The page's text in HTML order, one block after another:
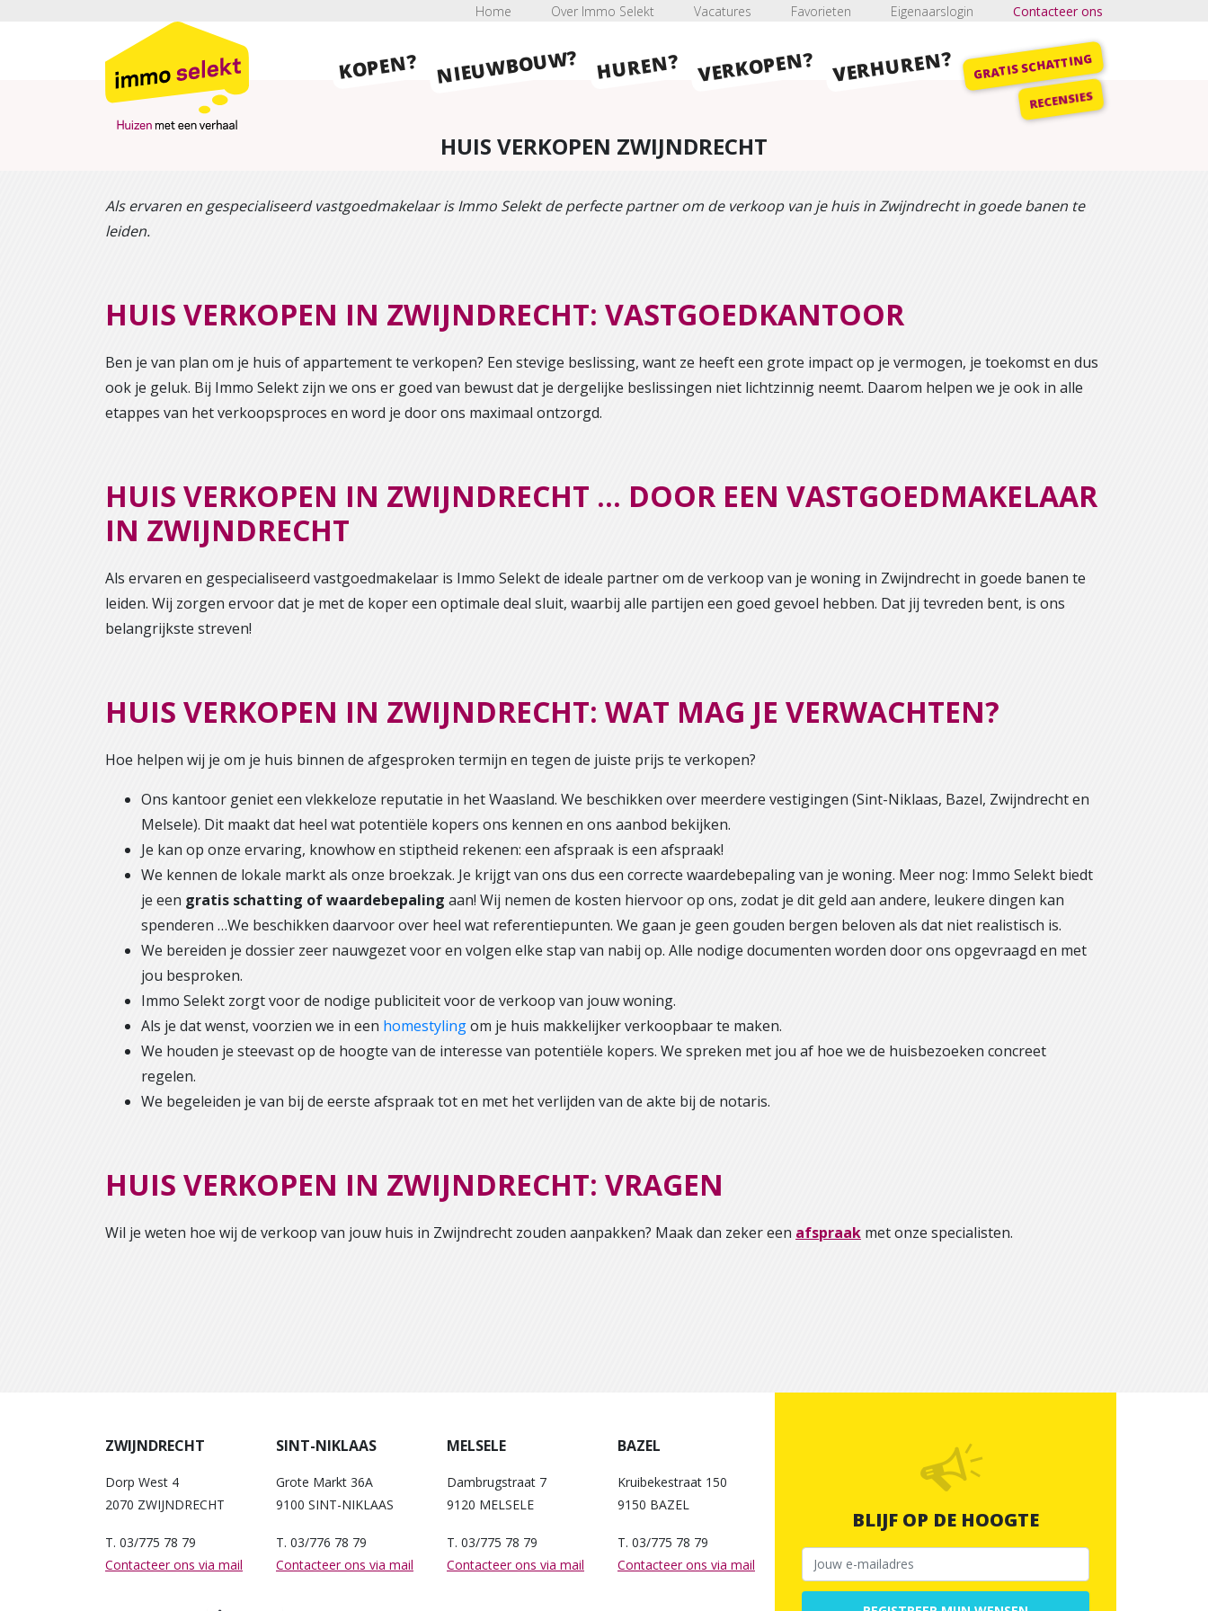
Home Over Immo Selekt Vacatures Favorieten Eigenaarslogin Contacteer ons
KOPEN? NIEUWBOUW? HUREN? VERKOPEN? VERHUREN? GRATIS SCHATTING
RECENSIES
HUIS VERKOPEN ZWIJNDRECHT
Als ervaren en gespecialiseerd vastgoedmakelaar is Immo Selekt de perfecte partner om de verkoop van je huis in Zwijndrecht in goede banen te
leiden.
HUIS VERKOPEN IN ZWIJNDRECHT: VASTGOEDKANTOOR
Ben je van plan om je huis of appartement te verkopen? Een stevige beslissing, want ze heeft een grote impact op je vermogen, je toekomst en dus
ook je geluk. Bij Immo Selekt zijn we ons er goed van bewust dat je dergelijke beslissingen niet lichtzinnig neemt. Daarom helpen we je ook in alle
etappes van het verkoopsproces en word je door ons maximaal ontzorgd.
HUIS VERKOPEN IN ZWIJNDRECHT … DOOR EEN VASTGOEDMAKELAAR
IN ZWIJNDRECHT
Als ervaren en gespecialiseerd vastgoedmakelaar is Immo Selekt de ideale partner om de verkoop van je woning in Zwijndrecht in goede banen te
leiden. Wij zorgen ervoor dat je met de koper een optimale deal sluit, waarbij alle partijen een goed gevoel hebben. Dat jij tevreden bent, is ons
belangrijkste streven!
HUIS VERKOPEN IN ZWIJNDRECHT: WAT MAG JE VERWACHTEN?
Hoe helpen wij je om je huis binnen de afgesproken termijn en tegen de juiste prijs te verkopen?
Ons kantoor geniet een vlekkeloze reputatie in het Waasland. We beschikken over meerdere vestigingen (Sint-Niklaas, Bazel, Zwijndrecht en
Melsele). Dit maakt dat heel wat potentiële kopers ons kennen en ons aanbod bekijken.
Je kan op onze ervaring, knowhow en stiptheid rekenen: een afspraak is een afspraak!
We kennen de lokale markt als onze broekzak. Je krijgt van ons dus een correcte waardebepaling van je woning. Meer nog: Immo Selekt biedt
je een gratis schatting of waardebepaling aan! Wij nemen de kosten hiervoor op ons, zodat je dit geld aan andere, leukere dingen kan
spenderen …We beschikken daarvoor over heel wat referentiepunten. We gaan je geen gouden bergen beloven als dat niet realistisch is.
We bereiden je dossier zeer nauwgezet voor en volgen elke stap van nabij op. Alle nodige documenten worden door ons opgevraagd en met
jou besproken.
Immo Selekt zorgt voor de nodige publiciteit voor de verkoop van jouw woning.
Als je dat wenst, voorzien we in een homestylingom je huis makkelijker verkoopbaar te maken.
We houden je steevast op de hoogte van de interesse van potentiële kopers. We spreken met jou af hoe we de huisbezoeken concreet
regelen.
We begeleiden je van bij de eerste afspraak tot en met het verlijden van de akte bij de notaris.
HUIS VERKOPEN IN ZWIJNDRECHT: VRAGEN
Wil je weten hoe wij de verkoop van jouw huis in Zwijndrecht zouden aanpakken? Maak dan zeker een afspraak met onze specialisten.
ZWIJNDRECHT
Dorp West 4
2070 ZWIJNDRECHT
T. 03/775 78 79
Contacteer ons via mail
SINT-NIKLAAS
Grote Markt 36A
9100 SINT-NIKLAAS
T. 03/776 78 79
Contacteer ons via mail
MELSELE
Dambrugstraat 7
9120 MELSELE
T. 03/775 78 79
Contacteer ons via mail
BAZEL
Kruibekestraat 150
9150 BAZEL
T. 03/775 78 79
Contacteer ons via mail
BLIJF OP DE HOOGTE